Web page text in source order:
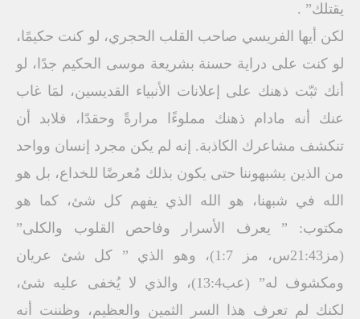
يقتلك” .
لكن أيها الفريسي صاحب القلب الحجري، لو كنت حكيمًا،
لو كنت على دراية حسنة بشريعة موسى الحكيم جدًا، لو
أنك ثبّت ذهنك على إعلانات الأنبياء القديسين، لمَا غاب
عنك أنه مادام ذهنك مملوءًا مرارةً وحقدًا، فلابد أن
تنكشف مشاعرك الكاذبة. إنه لم يكن مجرد إنسان وواحد
من الذين يشبهوننا حتى يكون بذلك مُعرضًا للخداع، بل هو
الله في شبهنا، هو الله الذي يفهم كل شئ، كما هو
مكتوب: ” يعرف الأسرار وفاحص القلوب والكلى”
(مز21:43س، مز 1:7)، وهو الذي ” كل شئ عريان
ومكشوف له” (عب13:4)، والذي لا يُخفى عليه شئ،
لكنك لم تعرف هذا السر الثمين والعظيم، وظننت أنه